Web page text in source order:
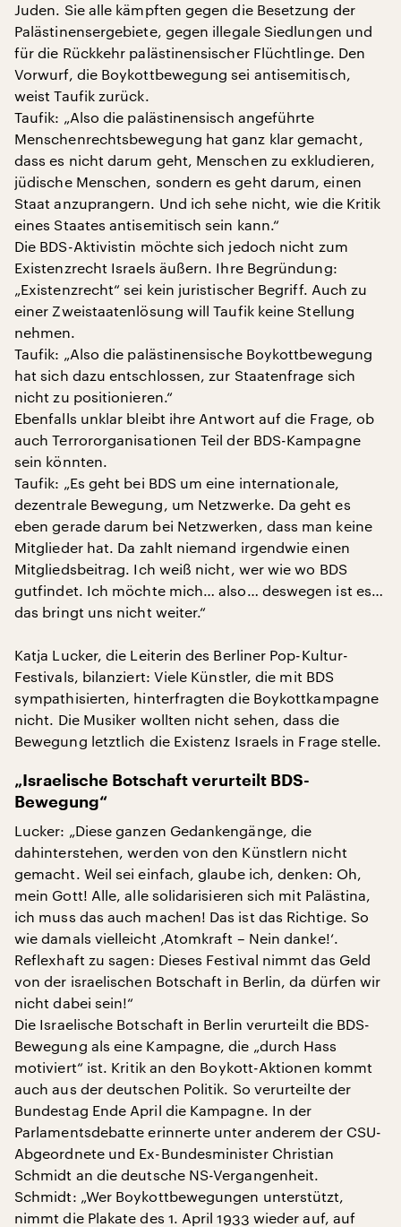
Juden. Sie alle kämpften gegen die Besetzung der
Palästinensergebiete, gegen illegale Siedlungen und
für die Rückkehr palästinensischer Flüchtlinge. Den
Vorwurf, die Boykottbewegung sei antisemitisch,
weist Taufik zurück.
Taufik: „Also die palästinensisch angeführte
Menschenrechtsbewegung hat ganz klar gemacht,
dass es nicht darum geht, Menschen zu exkludieren,
jüdische Menschen, sondern es geht darum, einen
Staat anzuprangern. Und ich sehe nicht, wie die Kritik
eines Staates antisemitisch sein kann.“
Die BDS-Aktivistin möchte sich jedoch nicht zum
Existenzrecht Israels äußern. Ihre Begründung:
„Existenzrecht“ sei kein juristischer Begriff. Auch zu
einer Zweistaatenlösung will Taufik keine Stellung
nehmen.
Taufik: „Also die palästinensische Boykottbewegung
hat sich dazu entschlossen, zur Staatenfrage sich
nicht zu positionieren.“
Ebenfalls unklar bleibt ihre Antwort auf die Frage, ob
auch Terrororganisationen Teil der BDS-Kampagne
sein könnten.
Taufik: „Es geht bei BDS um eine internationale,
dezentrale Bewegung, um Netzwerke. Da geht es
eben gerade darum bei Netzwerken, dass man keine
Mitglieder hat. Da zahlt niemand irgendwie einen
Mitgliedsbeitrag. Ich weiß nicht, wer wie wo BDS
gutfindet. Ich möchte mich… also… deswegen ist es…
das bringt uns nicht weiter.“
Katja Lucker, die Leiterin des Berliner Pop-Kultur-
Festivals, bilanziert: Viele Künstler, die mit BDS
sympathisierten, hinterfragten die Boykottkampagne
nicht. Die Musiker wollten nicht sehen, dass die
Bewegung letztlich die Existenz Israels in Frage stelle.
„Israelische Botschaft verurteilt BDS-
Bewegung“
Lucker: „Diese ganzen Gedankengänge, die
dahinterstehen, werden von den Künstlern nicht
gemacht. Weil sei einfach, glaube ich, denken: Oh,
mein Gott! Alle, alle solidarisieren sich mit Palästina,
ich muss das auch machen! Das ist das Richtige. So
wie damals vielleicht ‚Atomkraft – Nein danke!‘.
Reflexhaft zu sagen: Dieses Festival nimmt das Geld
von der israelischen Botschaft in Berlin, da dürfen wir
nicht dabei sein!“
Die Israelische Botschaft in Berlin verurteilt die BDS-
Bewegung als eine Kampagne, die „durch Hass
motiviert“ ist. Kritik an den Boykott-Aktionen kommt
auch aus der deutschen Politik. So verurteilte der
Bundestag Ende April die Kampagne. In der
Parlamentsdebatte erinnerte unter anderem der CSU-
Abgeordnete und Ex-Bundesminister Christian
Schmidt an die deutsche NS-Vergangenheit.
Schmidt: „Wer Boykottbewegungen unterstützt,
nimmt die Plakate des 1. April 1933 wieder auf, auf